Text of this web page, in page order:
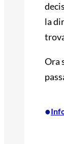
la
Ora
•